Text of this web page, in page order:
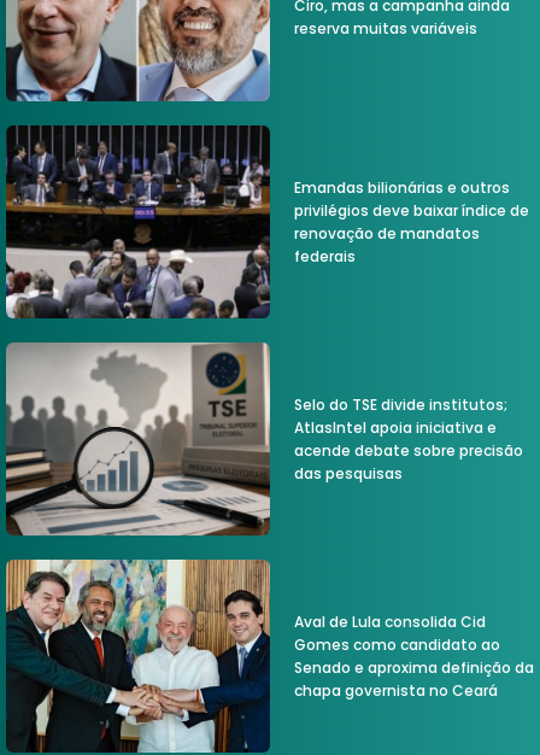
Ciro, mas a campanha ainda
reserva muitas variáveis
Emandas bilionárias e outros
privilégios deve baixar índice de
renovação de mandatos
federais
Selo do TSE divide institutos;
AtlasIntel apoia iniciativa e
acende debate sobre precisão
das pesquisas
Aval de Lula consolida Cid
Gomes como candidato ao
Senado e aproxima definição da
chapa governista no Ceará